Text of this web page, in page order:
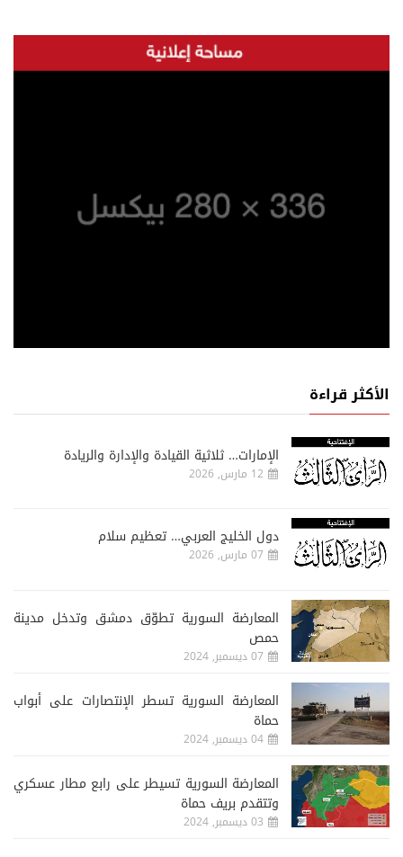
الأكثر قراءة
الإمارات… ثلاثية القيادة والإدارة والريادة
12 مارس, 2026
دول الخليج العربي… تعظيم سلام
07 مارس, 2026
المعارضة السورية تطوّق دمشق وتدخل مدينة
حمص
07 ديسمبر, 2024
المعارضة السورية تسطر الإنتصارات على أبواب
حماة
04 ديسمبر, 2024
المعارضة السورية تسيطر على رابع مطار عسكري
وتتقدم بريف حماة
03 ديسمبر, 2024